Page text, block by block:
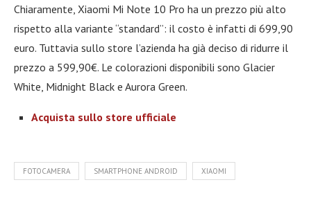
Chiaramente, Xiaomi Mi Note 10 Pro ha un prezzo più alto
rispetto alla variante “standard”: il costo è infatti di 699,90
euro. Tuttavia sullo store l’azienda ha già deciso di ridurre il
prezzo a 599,90€. Le colorazioni disponibili sono Glacier
White, Midnight Black e Aurora Green.
Acquista sullo store ufficiale
FOTOCAMERA SMARTPHONE ANDROID XIAOMI